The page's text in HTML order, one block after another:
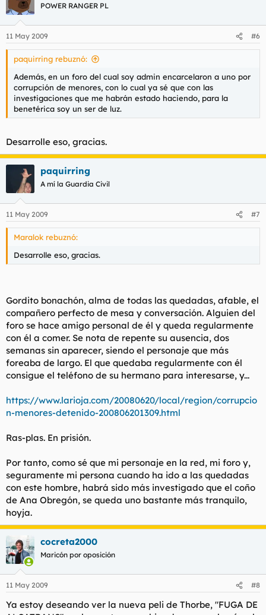
POWER RANGER PL
11 May 2009 #6
paquirring rebuznó:
Además, en un foro del cual soy admin encarcelaron a uno por
corrupción de menores, con lo cual ya sé que con las
investigaciones que me habrán estado haciendo, para la
benetérica soy un ser de luz.
Desarrolle eso, gracias.
paquirring
A mí la Guardia Civil
11 May 2009 #7
Maralok rebuznó:
Desarrolle eso, gracias.
Gordito bonachón, alma de todas las quedadas, afable, el
compañero perfecto de mesa y conversación. Alguien del
foro se hace amigo personal de él y queda regularmente
con él a comer. Se nota de repente su ausencia, dos
semanas sin aparecer, siendo el personaje que más
foreaba de largo. El que quedaba regularmente con él
consigue el teléfono de su hermano para interesarse, y...
https://www.larioja.com/20080620/local/region/corrupcio
n-menores-detenido-200806201309.html
Ras-plas. En prisión.
Por tanto, como sé que mi personaje en la red, mi foro y,
seguramente mi persona cuando ha ido a las quedadas
con este hombre, habrá sido más investigado que el coño
de Ana Obregón, se queda uno bastante más tranquilo,
hoyja.
cocreta2000
Maricón por oposición
11 May 2009 #8
Ya estoy deseando ver la nueva peli de Thorbe, "FUGA DE